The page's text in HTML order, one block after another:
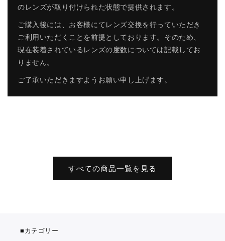
のレンズが取り付けられた状態で提供されます。
ご購入後には、お客様にてレンズ交換を行っていただき
ご利用いただくことを前提としております。そのため、
現在装着されているレンズの度数については記載してお
りません。
ご了承いただきますようお願い申し上げます。
すべての商品一覧を見る
■カテゴリー